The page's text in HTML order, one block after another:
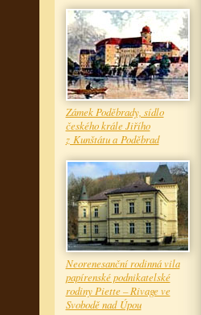
Zámek Poděbrady, sídlo
českého krále Jiřího
z Kunštátu a Poděbrad
Neorenesanční rodinná vila
papírenské podnikatelské
rodiny Piette – Rivage ve
Svobodě nad Úpou